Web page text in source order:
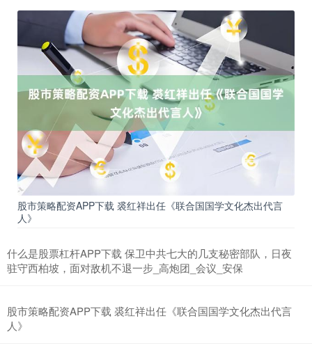
股市策略配资APP下载 裘红祥出任《联合国国学文化杰出代言
人》
什么是股票杠杆APP下载 保卫中共七大的几支秘密部队，日夜
驻守西柏坡，面对敌机不退一步_高炮团_会议_安保
股市策略配资APP下载 裘红祥出任《联合国国学文化杰出代言
人》